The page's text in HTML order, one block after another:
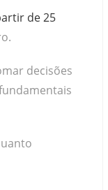
de 25
decisões